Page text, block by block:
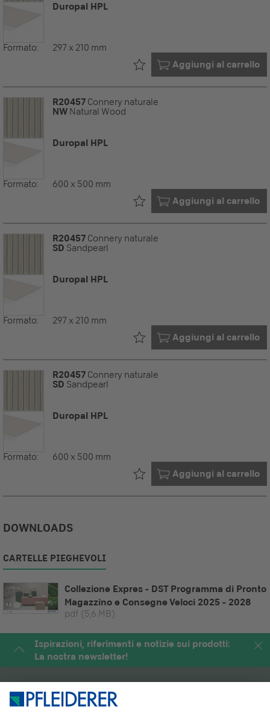
Duropal HPL
Formato: 297 x 210 mm
Aggiungi al carrello
Già nel tuo
R20457 Connery naturale
NW Natural Wood
Duropal HPL
Formato: 600 x 500 mm
Aggiungi al carrello
Già nel tuo
R20457 Connery naturale
SD Sandpearl
Duropal HPL
Formato: 297 x 210 mm
Aggiungi al carrello
Già nel tuo
R20457 Connery naturale
SD Sandpearl
Duropal HPL
Formato: 600 x 500 mm
Aggiungi al carrello
Già nel tuo
DOWNLOADS
CARTELLE PIEGHEVOLI
Collezione Expres - DST Programma di Pronto
Magazzino e Consegne Veloci 2025 - 2028
pdf (5,6 MB)
Ispirazioni, riferimenti e notizie sui prodotti:
La nostra newsletter!